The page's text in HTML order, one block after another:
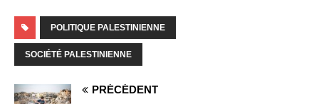
POLITIQUE PALESTINIENNE
SOCIÉTÉ PALESTINIENNE
PRÉCÉDENT